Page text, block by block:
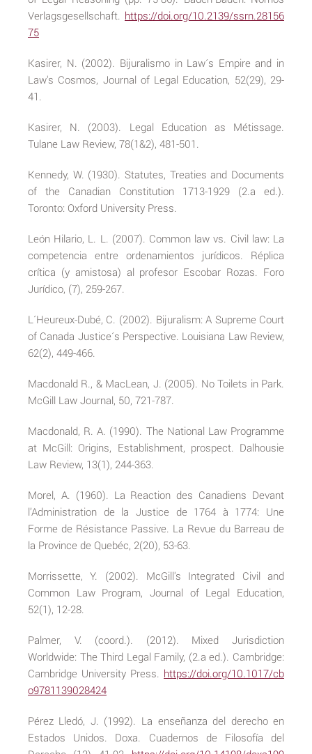
Verlagsgesellschaft. https://doi.org/10.2139/ssrn.28156
75
Kasirer, N. (2002). Bijuralismo in Law´s Empire and in
Law's Cosmos, Journal of Legal Education, 52(29), 29-
41.
Kasirer, N. (2003). Legal Education as Métissage.
Tulane Law Review, 78(1&2), 481-501.
Kennedy, W. (1930). Statutes, Treaties and Documents
of the Canadian Constitution 1713-1929 (2.a ed.).
Toronto: Oxford University Press.
León Hilario, L. L. (2007). Common law vs. Civil law: La
competencia entre ordenamientos jurídicos. Réplica
crítica (y amistosa) al profesor Escobar Rozas. Foro
Jurídico, (7), 259-267.
L´Heureux-Dubé, C. (2002). Bijuralism: A Supreme Court
of Canada Justice´s Perspective. Louisiana Law Review,
62(2), 449-466.
Macdonald R., & MacLean, J. (2005). No Toilets in Park.
McGill Law Journal, 50, 721-787.
Macdonald, R. A. (1990). The National Law Programme
at McGill: Origins, Establishment, prospect. Dalhousie
Law Review, 13(1), 244-363.
Morel, A. (1960). La Reaction des Canadiens Devant
l’Administration de la Justice de 1764 à 1774: Une
Forme de Résistance Passive. La Revue du Barreau de
la Province de Quebéc, 2(20), 53-63.
Morrissette, Y. (2002). McGill's Integrated Civil and
Common Law Program, Journal of Legal Education,
52(1), 12-28.
Palmer, V. (coord.). (2012). Mixed Jurisdiction
Worldwide: The Third Legal Family, (2.a ed.). Cambridge:
Cambridge University Press. https://doi.org/10.1017/cb
o9781139028424
Pérez Lledó, J. (1992). La enseñanza del derecho en
Estados Unidos. Doxa. Cuadernos de Filosofía del